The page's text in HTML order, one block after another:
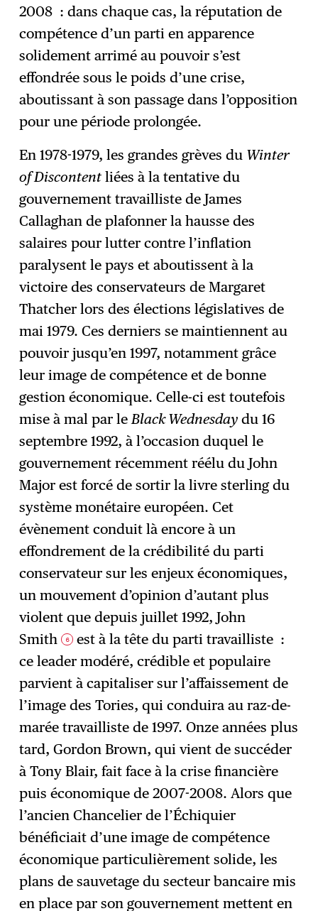
2008 : dans chaque cas, la réputation de
compétence d’un parti en apparence
solidement arrimé au pouvoir s’est
effondrée sous le poids d’une crise,
aboutissant à son passage dans l’opposition
pour une période prolongée.
En 1978-1979, les grandes grèves du Winter
of Discontent liées à la tentative du
gouvernement travailliste de James
Callaghan de plafonner la hausse des
salaires pour lutter contre l’inflation
paralysent le pays et aboutissent à la
victoire des conservateurs de Margaret
Thatcher lors des élections législatives de
mai 1979. Ces derniers se maintiennent au
pouvoir jusqu’en 1997, notamment grâce
leur image de compétence et de bonne
gestion économique. Celle-ci est toutefois
mise à mal par leBlack Wednesday du 16
septembre 1992, à l’occasion duquel le
gouvernement récemment réélu du John
Major est forcé de sortir la livre sterling du
système monétaire européen. Cet
évènement conduit là encore à un
effondrement de la crédibilité du parti
conservateur sur les enjeux économiques,
un mouvement d’opinion d’autant plus
violent que depuis juillet 1992, John
Smith 6
est à la tête du parti travailliste :
ce leader modéré, crédible et populaire
parvient à capitaliser sur l’affaissement de
l’image des Tories, qui conduira au raz-de-
marée travailliste de 1997. Onze années plus
tard, Gordon Brown, qui vient de succéder
à Tony Blair, fait face à la crise financière
puis économique de 2007-2008. Alors que
l’ancien Chancelier de l’Échiquier
bénéficiait d’une image de compétence
économique particulièrement solide, les
plans de sauvetage du secteur bancaire mis
en place par son gouvernement mettent en